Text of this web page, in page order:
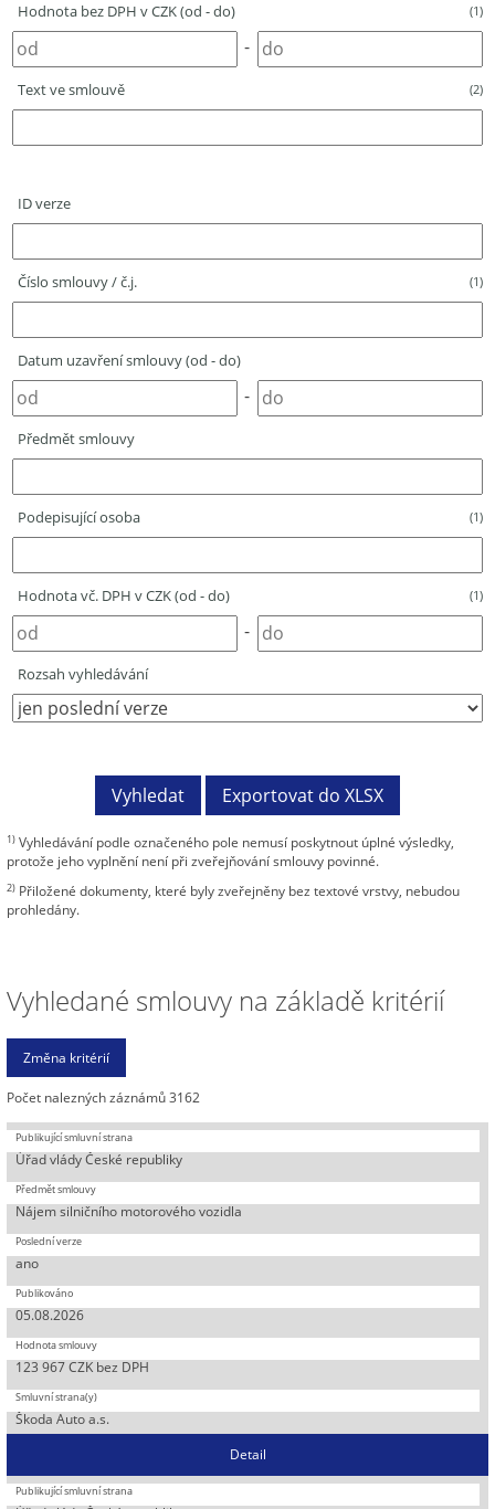
Hodnota bez DPH v CZK (od - do) (1)
-
Text ve smlouvě (2)
ID verze
Číslo smlouvy / č.j. (1)
Datum uzavření smlouvy (od - do)
-
Předmět smlouvy
Podepisující osoba (1)
Hodnota vč. DPH v CZK (od - do) (1)
-
Rozsah vyhledávání
1) Vyhledávání podle označeného pole nemusí poskytnout úplné výsledky,
protože jeho vyplnění není při zveřejňování smlouvy povinné.
2) Přiložené dokumenty, které byly zveřejněny bez textové vrstvy, nebudou
prohledány.
Vyhledané smlouvy na základě kritérií
Počet nalezných záznámů 3162
Úřad vlády České republiky
Nájem silničního motorového vozidla
ano
05.08.2026
123 967 CZK bez DPH
Škoda Auto a.s.
Detail